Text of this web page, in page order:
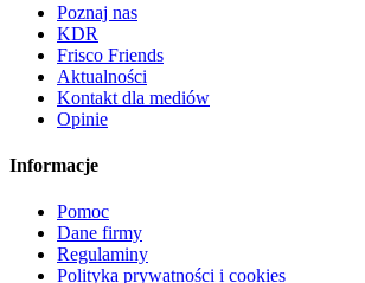
Poznaj nas
KDR
Frisco Friends
Aktualności
Kontakt dla mediów
Opinie
Informacje
Pomoc
Dane firmy
Regulaminy
Polityka prywatności i cookies